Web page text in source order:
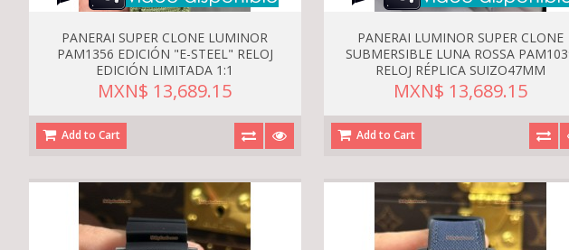
PANERAI SUPER CLONE LUMINOR
PAM1356 EDICIÓN "E-STEEL" RELOJ
EDICIÓN LIMITADA 1:1
MXN$ 13,689.15
Add to Cart
PANERAI LUMINOR SUPER CLONE
SUBMERSIBLE LUNA ROSSA
RELOJ RÉPLICA SUIZO47MM
MXN$ 13,689.15
Add to Cart